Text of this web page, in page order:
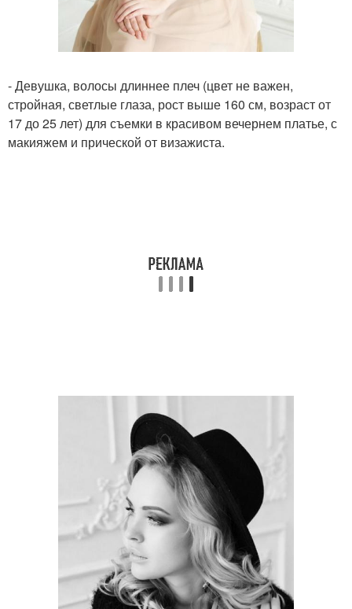
- Девушка, волосы длиннее плеч (цвет не важен,
стройная, светлые глаза, рост выше 160 см, возраст от
17 до 25 лет) для съемки в красивом вечернем платье, с
макияжем и прической от визажиста.